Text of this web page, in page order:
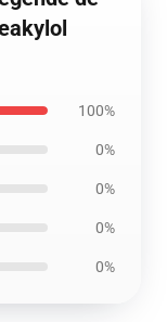
100%
0%
0%
0%
0%